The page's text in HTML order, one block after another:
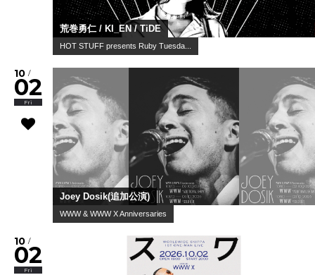
荒巻勇仁 / KI_EN / TiDE
HOT STUFF presents Ruby Tuesda...
10 /
02
Fri
Joey Dosik(追加公演)
WWW & WWW X Anniversaries
10 /
02
Fri